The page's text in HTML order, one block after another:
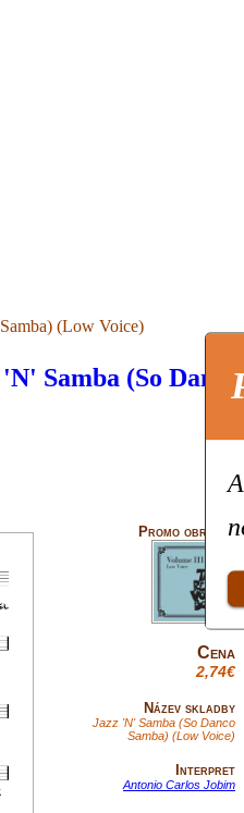
(Low Voice)
Samba (So
Promo obrázek
Cena
2,74€
Název skladby
Jazz 'N' Samba (So Danco
Samba) (Low Voice)
Interpret
Antonio Carlos Jobim